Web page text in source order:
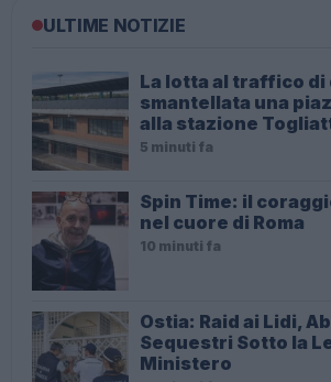
ULTIME NOTIZIE
La lotta al traffico di
smantellata una
alla stazione
5 minuti fa
Spin Time: il
nel cuore di Roma
10 minuti fa
Ostia: Raid ai Lidi,
Sequestri Sotto la
Ministero